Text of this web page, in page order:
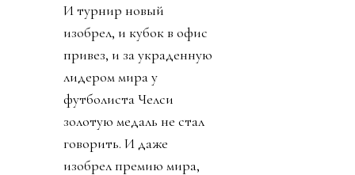
И турнир новый
изобрел, и кубок в офис
привез, и за украденную
лидером мира у
футболиста Челси
золотую медаль не стал
говорить. И даже
изобрел премию мира,